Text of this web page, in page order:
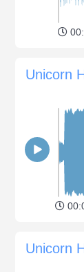
Unicorn
Unicorn